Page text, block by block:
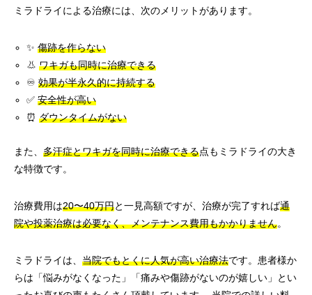
ミラドライによる治療には、次のメリットがあります。
✨傷跡を作らない
👃ワキガも同時に治療できる
♾️効果が半永久的に持続する
✅安全性が高い
⏰ダウンタイムがない
また、 多汗症とワキガを同時に治療できる点もミラドライの大き
な特徴です。
治療費用は20〜40万円と一見高額ですが、治療が完了すれば通
院や投薬治療は必要なく、メンテナンス費用もかかりません。
ミラドライは、 当院でもとくに人気が高い治療法です。患者様か
らは「悩みがなくなった」「痛みや傷跡がないのが嬉しい」とい